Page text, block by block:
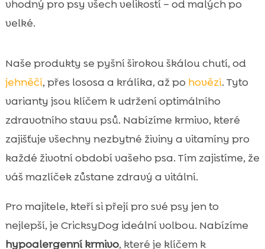
vhodný pro psy všech velikostí – od malých po
velké.
Naše produkty se pyšní širokou škálou chutí, od
jehněčí, přes lososa a králíka, až po hovězí. Tyto
varianty jsou klíčem k udržení optimálního
zdravotního stavu psů. Nabízíme krmivo, které
zajišťuje všechny nezbytné živiny a vitamíny pro
každé životní období vašeho psa. Tím zajistíme, že
váš mazlíček zůstane zdravý a vitální.
Pro majitele, kteří si přejí pro své psy jen to
nejlepší, je CricksyDog ideální volbou. Nabízíme
hypoalergenní krmivo, které je klíčem k